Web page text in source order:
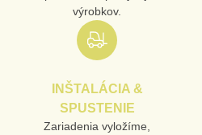
výrobkov.
INŠTALÁCIA &
SPUSTENIE
Zariadenia vyložíme,